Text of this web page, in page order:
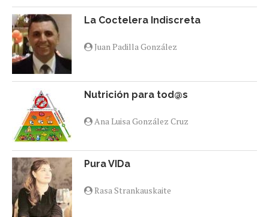
La Coctelera Indiscreta
Juan Padilla González
Nutrición para tod@s
Ana Luisa González Cruz
Pura VIDa
Rasa Strankauskaite